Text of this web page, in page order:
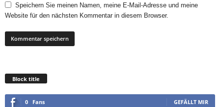
Speichern Sie meinen Namen, meine E-Mail-Adresse und meine
Website für den nächsten Kommentar in diesem Browser.
Block title
0 Fans GEFÄLLT MIR